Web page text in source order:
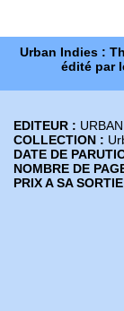
Urban Indies :
édité par
EDITEUR :
COLLECTION :
DATE DE
NOMBRE DE
PRIX A SA